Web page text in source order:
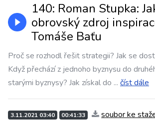
140: Roman Stupka:
obrovský zdroj
Tomáše Baťu
Proč se rozhodl řešit strategii? Jak se
Když přechází z jednoho byznysu do
starými byznysy? Jak získal do ... číst dále
3.11.2021 03:40 00:41:33 soubor ke